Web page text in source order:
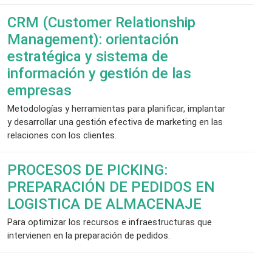
CRM (Customer Relationship
Management): orientación
estratégica y sistema de
información y gestión de las
empresas
Metodologías y herramientas para planificar, implantar
y desarrollar una gestión efectiva de marketing en las
relaciones con los clientes.
PROCESOS DE PICKING:
PREPARACIÓN DE PEDIDOS EN
LOGISTICA DE ALMACENAJE
Para optimizar los recursos e infraestructuras que
intervienen en la preparación de pedidos.